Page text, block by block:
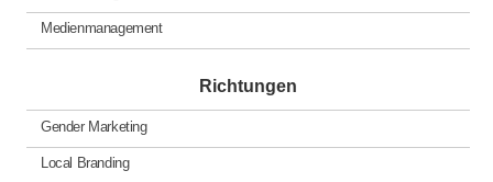
Medienmanagement
Richtungen
Gender Marketing
Local Branding